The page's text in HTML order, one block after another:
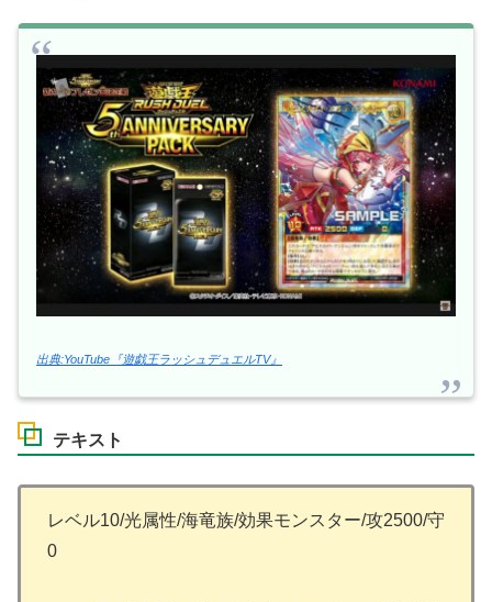
出典:YouTube『遊戯王ラッシュデュエルTV』
テキスト
レベル10/光属性/海竜族/効果モンスター/攻2500/守
0